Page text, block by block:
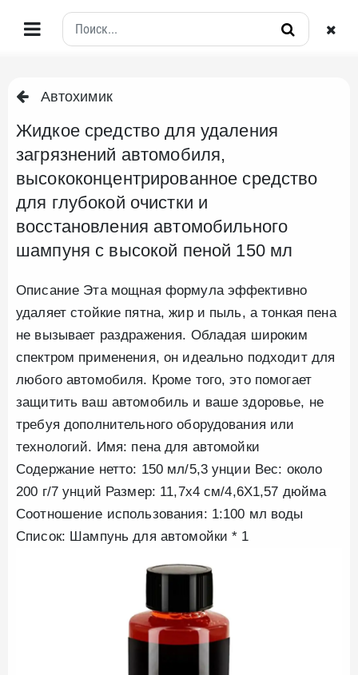
Автохимик
Жидкое средство для удаления
загрязнений автомобиля,
высококонцентрированное средство
для глубокой очистки и
восстановления автомобильного
шампуня с высокой пеной 150 мл
Описание Эта мощная формула эффективно
удаляет стойкие пятна, жир и пыль, а тонкая пена
не вызывает раздражения. Обладая широким
спектром применения, он идеально подходит для
любого автомобиля. Кроме того, это помогает
защитить ваш автомобиль и ваше здоровье, не
требуя дополнительного оборудования или
технологий. Имя: пена для автомойки
Содержание нетто: 150 мл/5,3 унции Вес: около
200 г/7 унций Размер: 11,7x4 см/4,6X1,57 дюйма
Соотношение использования: 1:100 мл воды
Список: Шампунь для автомойки * 1